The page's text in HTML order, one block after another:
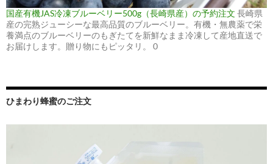
国産有機JAS冷凍ブルーベリー500g（長崎県産）の予約注文 長崎県
産の完熟ジューシーな最高品質のブルーベリー。有機・無農薬で栄
養満点のブルーベリーのもぎたてを新鮮なまま冷凍して産地直送で
お届けします。贈り物にもピッタリ。 0
ひまわり蜂蜜のご注文